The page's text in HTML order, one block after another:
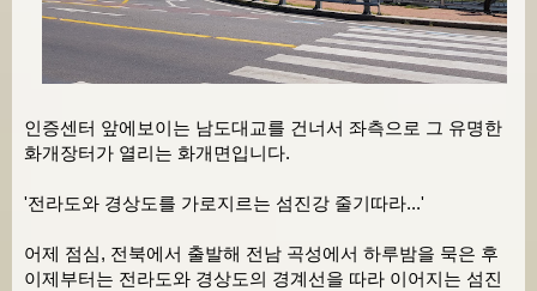
인증센터 앞에보이는 남도대교를 건너서 좌측으로 그 유명한
화개장터가 열리는 화개면입니다.
'전라도와 경상도를 가로지르는 섬진강 줄기따라...'
어제 점심, 전북에서 출발해 전남 곡성에서 하루밤을 묵은 후
이제부터는 전라도와 경상도의 경계선을 따라 이어지는 섬진